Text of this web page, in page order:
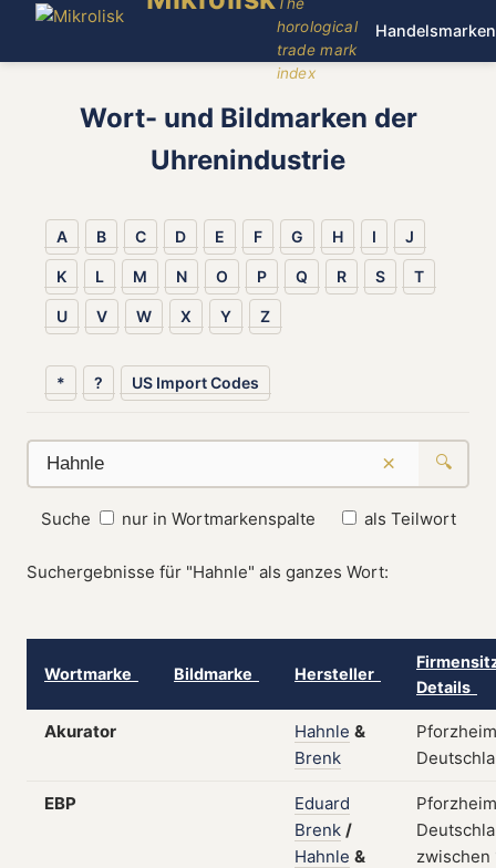
horological
trade mark
index
Handelsmarken
Wort- und Bildmarken der
Uhrenindustrie
A B C D E F G H I J
K L M N O P Q R S T
U V W X Y Z
* ? US Import Codes
× 🔍
Suche nur in Wortmarkenspalte als Teilwort
Suchergebnisse für "Hahnle" als ganzes Wort:
Wortmarke Bildmarke Hersteller
Details
Akurator Hahnle &
Brenk
EBP
Eduard
Brenk /
Hahnle &
zwischen